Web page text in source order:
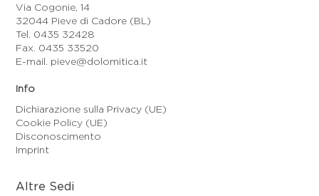
Via Cogonie, 14
32044 Pieve di Cadore (BL)
Tel. 0435 32428
Fax. 0435 33520
E-mail. pieve@dolomitica.it
Info
Dichiarazione sulla Privacy (UE)
Cookie Policy (UE)
Disconoscimento
Imprint
Altre Sedi